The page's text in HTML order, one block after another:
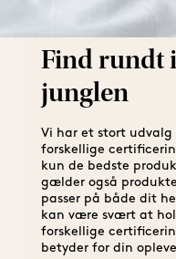
Find rundt
junglen
Vi har et stort
forskellige
kun de bedste
gælder også
passer på både dit
kan være svært at
forskellige
betyder for din